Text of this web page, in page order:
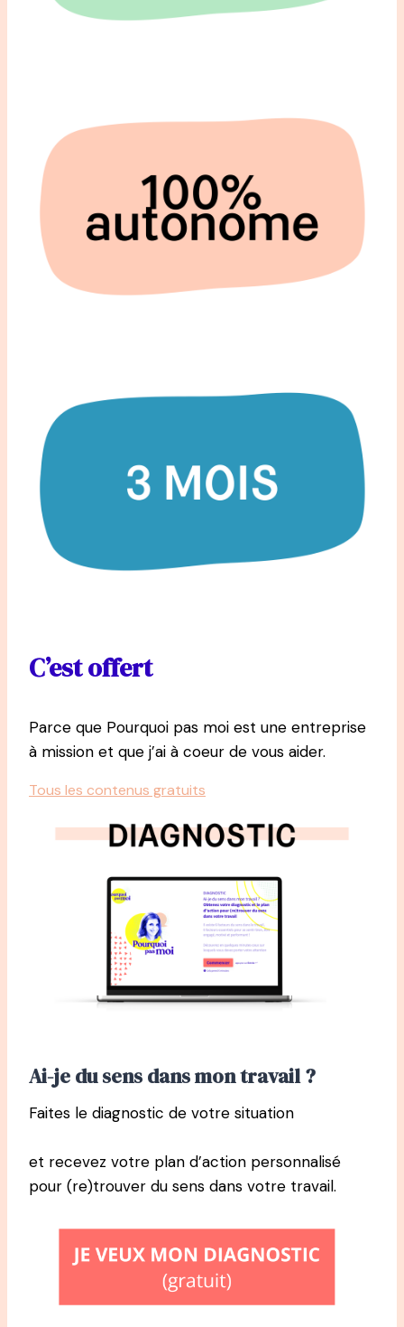
C’est offert
Parce que Pourquoi pas moi est une entreprise
à mission et que j’ai à coeur de vous aider.
Tous les contenus gratuits
Ai-je du sens dans mon travail ?
Faites le diagnostic de votre situation
et recevez votre plan d’action personnalisé
pour (re)trouver du sens dans votre travail.